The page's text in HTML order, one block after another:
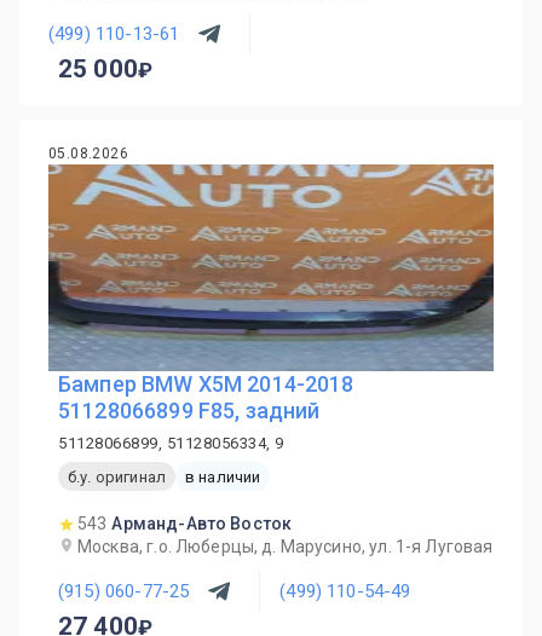
(499) 110-13-61
25 000
05.08.2026
Бампер BMW X5M 2014-2018
51128066899 F85, задний
51128066899, 51128056334, 9
б.у. оригинал
в наличии
543 Арманд-Авто Восток
Москва, г.о. Люберцы, д. Марусино, ул. 1-я Луговая
(915) 060-77-25 (499) 110-54-49
27 400